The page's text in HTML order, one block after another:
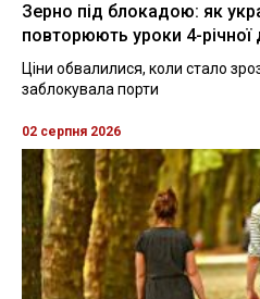
Зерно під блокадою: як
повторюють уроки 4-річної
Ціни обвалилися, коли стало
заблокувала порти
02 серпня 2026